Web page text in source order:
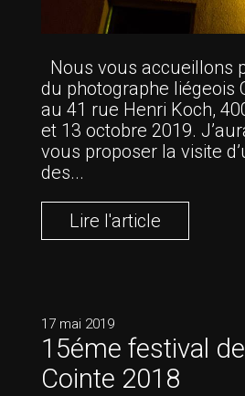
Nous vous accueillons
du photographe liégeois
au 41 rue Henri Koch,
et 13 octobre 2019.
vous proposer la visite
des...
Lire l'article
17 mai 2019
15éme festival
Cointe 2018